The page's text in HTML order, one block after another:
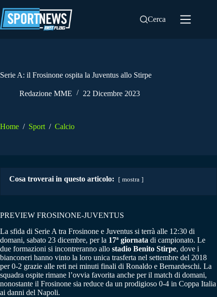
al
contenuto
Cerca
Serie A: il Frosinone ospita la Juventus allo Stirpe
Redazione MME 22 Dicembre 2023
Home / Sport / Calcio
Cosa troverai in questo articolo: mostra
PREVIEW FROSINONE-JUVENTUS
La sfida di Serie A tra Frosinone e Juventus si terrà alle 12:30 di
domani, sabato 23 dicembre, per la 17ª giornata di campionato. Le
due formazioni si incontreranno allo stadio Benito Stirpe, dove i
bianconeri hanno vinto la loro unica trasferta nel settembre del 2018
per 0-2 grazie alle reti nei minuti finali di Ronaldo e Bernardeschi. La
squadra ospite rimane l’ovvia favorita anche per il match di domani,
nonostante il Frosinone sia reduce da un prodigioso 0-4 in Coppa Italia
ai danni del Napoli.